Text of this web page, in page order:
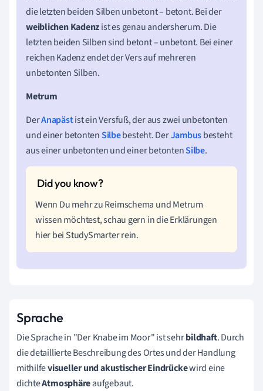
die letzten beiden Silben unbetont – betont. Bei der
weiblichen Kadenzist es genau andersherum. Die
letzten beiden Silben sind betont – unbetont. Bei einer
reichen Kadenz endet der Vers auf mehreren
unbetonten Silben.
Metrum
DerAnapästist ein Versfuß, der aus zwei unbetonten
und einer betontenSilbebesteht. DerJambusbesteht
aus einer unbetonten und einer betontenSilbe.
Wenn Du mehr zu Reimschema und Metrum
wissen möchtest, schau gern in die Erklärungen
hier bei StudySmarter rein.
Sprache
Die Sprache in "Der Knabe im Moor" ist sehrbildhaft. Durch
die detaillierte Beschreibung des Ortes und der Handlung
mithilfevisueller und akustischer Eindrückewird eine
dichteAtmosphäreaufgebaut.